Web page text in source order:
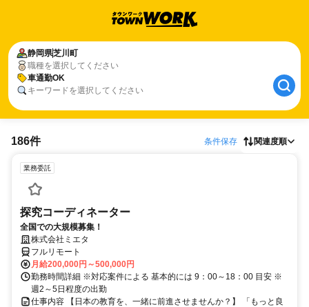
静岡県芝川町
職種を選択してください
車通勤OK
キーワードを選択してください
186件 条件保存 関連度順
業務委託
探究コーディネーター
全国での大規模募集！
株式会社ミエタ
フルリモート
月給200,000円～500,000円
勤務時間詳細 ※対応案件による 基本的には 9：00～18：00 目安 ※
週2～5日程度の出勤
仕事内容 【日本の教育を、一緒に前進させませんか？】 「もっと良